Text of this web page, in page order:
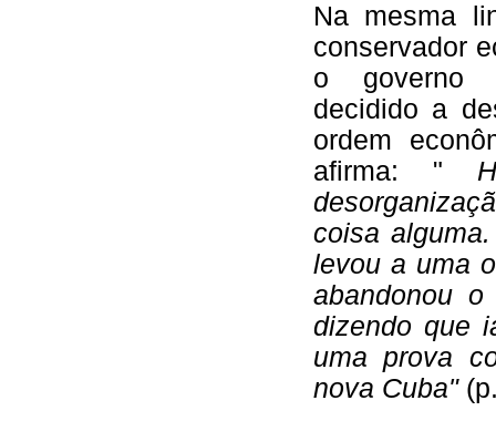
Na mesma
conservador
o governo
decidido a
ordem
afirma: "
coisa
levou a uma
abandonou
dizendo que
uma prova
nova Cuba"